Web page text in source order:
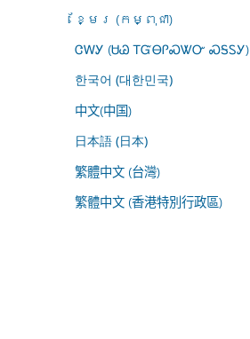
ខ្មែរ (កម្ពុជា)
ᏣᎳᎩ (ᏌᏊ ᎢᏳᎾᎵᏍᏔᏅ ᏍᎦᏚᎩ)
한국어 (대한민국)
中文(中国)
日本語 (日本)
繁體中文 (台灣)
繁體中文 (香港特別行政區)